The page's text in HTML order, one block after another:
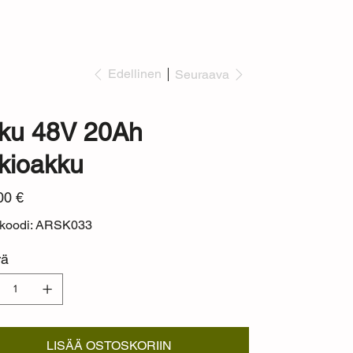
Edellinen Seuraava
48V 20Ah
€
ARSK033
LISÄÄ OSTOSKORIIN